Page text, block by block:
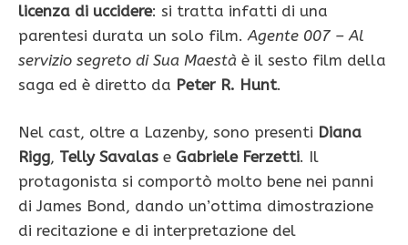
licenza di uccidere: si tratta infatti di una
parentesi durata un solo film.Agente 007 – Al
servizio segreto di Sua Maestà è il sesto film della
saga ed è diretto da Peter R. Hunt.
Nel cast, oltre a Lazenby, sono presenti Diana
Rigg, Telly Savalas e Gabriele Ferzetti. Il
protagonista si comportò molto bene nei panni
di James Bond, dando un’ottima dimostrazione
di recitazione e di interpretazione del